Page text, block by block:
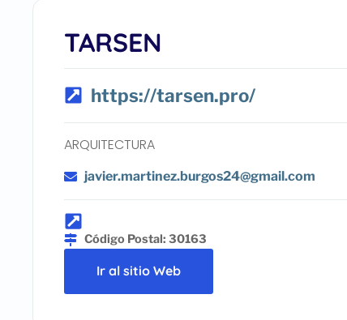
TARSEN
https://tarsen.pro/
ARQUITECTURA
javier.martinez.burgos24@gmail.com
Código Postal: 30163
Ir al sitio Web